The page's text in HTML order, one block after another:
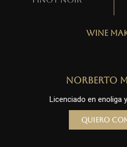
Wine
Norberto
Licenciado en enoliga
Quiero